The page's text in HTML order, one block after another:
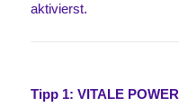
aktivierst.
Tipp 1: VITALE POWER